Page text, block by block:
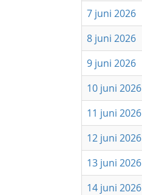
7 juni 2026
8 juni 2026
9 juni 2026
10 juni 2026
11 juni 2026
12 juni 2026
13 juni 2026
14 juni 2026